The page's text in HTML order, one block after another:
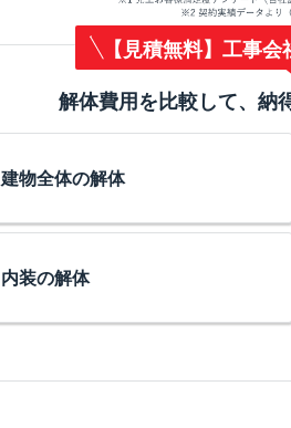
【見積無料】工事
解体費用を比較して、納
建物全体の解体
内装の解体